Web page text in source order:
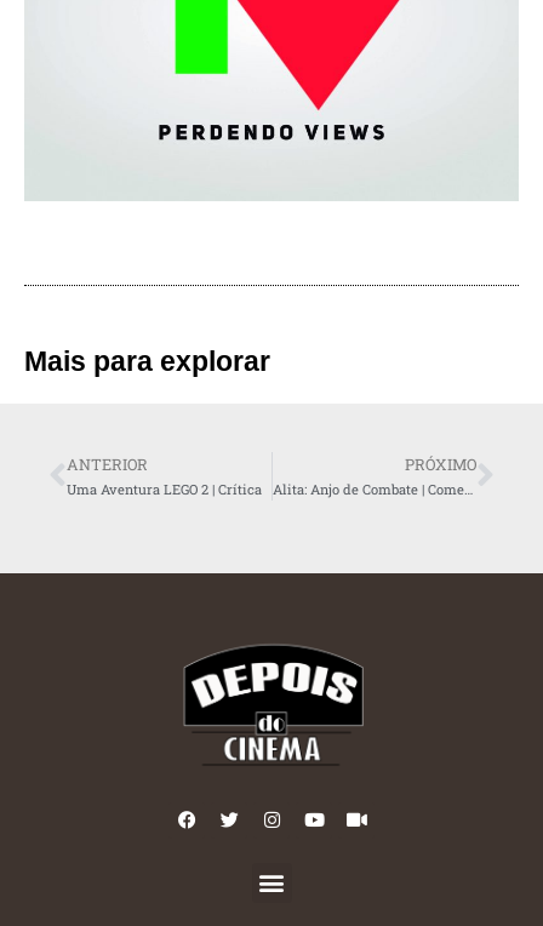
Mais para explorar
ANTERIOR
Uma Aventura LEGO 2 | Crítica
PRÓXIMO
Alita: Anjo de Combate | Comentários em Vídeo